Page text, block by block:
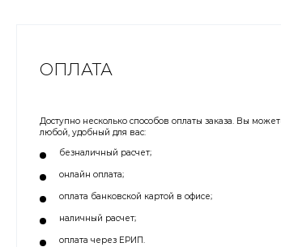
ОПЛАТА
Доступно несколько способов оплаты заказа. Вы
любой, удобный для вас:
безналичный расчет;
онлайн оплата;
оплата банковской картой в офисе;
наличный расчет;
оплата через ЕРИП.